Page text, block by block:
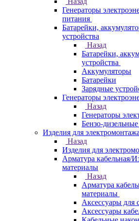
Генераторы
питания
Батарейки,
устройства
Назад
Батарейки,
устройства
Аккумуляторы
Батарейки
Зарядные
Генераторы
Назад
Генераторы
Бензо-
Изделия для электромонтажа
Назад
Изделия для
Арматура кабельная/
материалы
Назад
Арматура
материалы
Аксессуары для
Аксессуары